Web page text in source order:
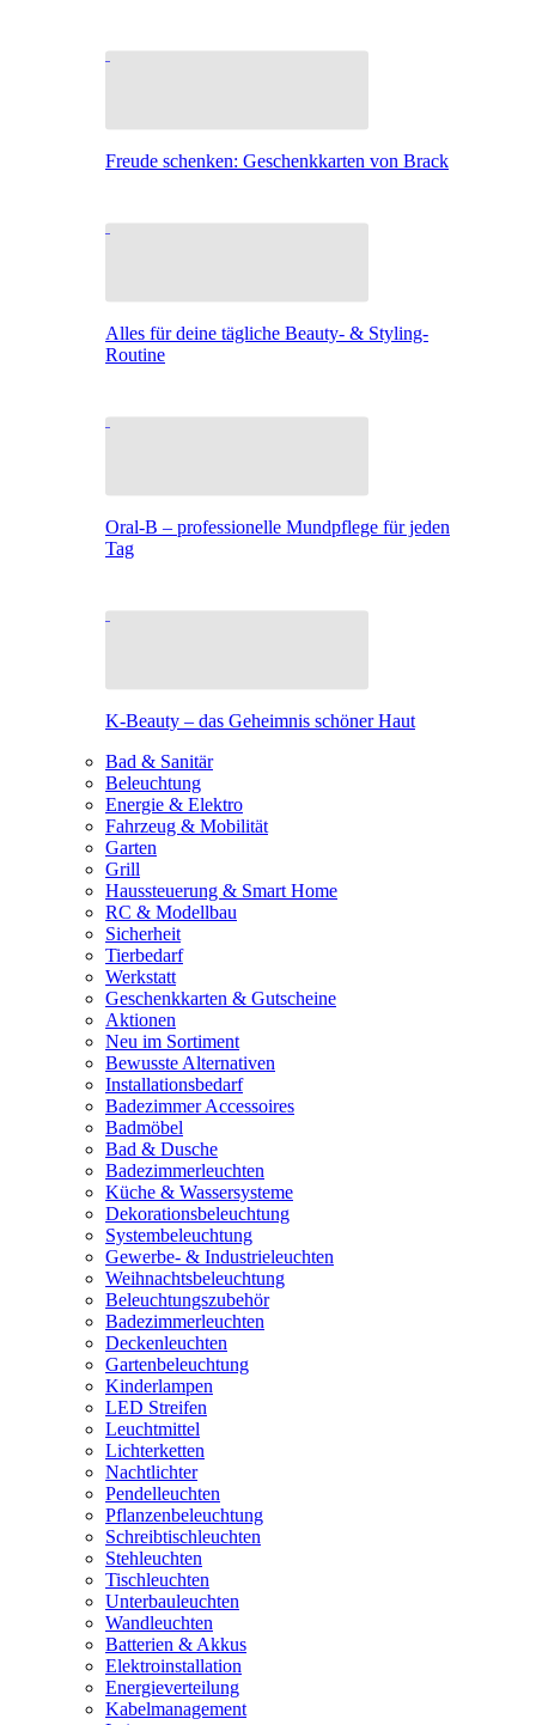
Freude schenken: Geschenkkarten von Brack
Alles für deine tägliche Beauty- & Styling-
Routine
Oral-B – professionelle Mundpflege für jeden
Tag
K-Beauty – das Geheimnis schöner Haut
Bad & Sanitär
Beleuchtung
Energie & Elektro
Fahrzeug & Mobilität
Garten
Grill
Haussteuerung & Smart Home
RC & Modellbau
Sicherheit
Tierbedarf
Werkstatt
Geschenkkarten & Gutscheine
Aktionen
Neu im Sortiment
Bewusste Alternativen
Installationsbedarf
Badezimmer Accessoires
Badmöbel
Bad & Dusche
Badezimmerleuchten
Küche & Wassersysteme
Dekorationsbeleuchtung
Systembeleuchtung
Gewerbe- & Industrieleuchten
Weihnachtsbeleuchtung
Beleuchtungszubehör
Badezimmerleuchten
Deckenleuchten
Gartenbeleuchtung
Kinderlampen
LED Streifen
Leuchtmittel
Lichterketten
Nachtlichter
Pendelleuchten
Pflanzenbeleuchtung
Schreibtischleuchten
Stehleuchten
Tischleuchten
Unterbauleuchten
Wandleuchten
Batterien & Akkus
Elektroinstallation
Energieverteilung
Kabelmanagement